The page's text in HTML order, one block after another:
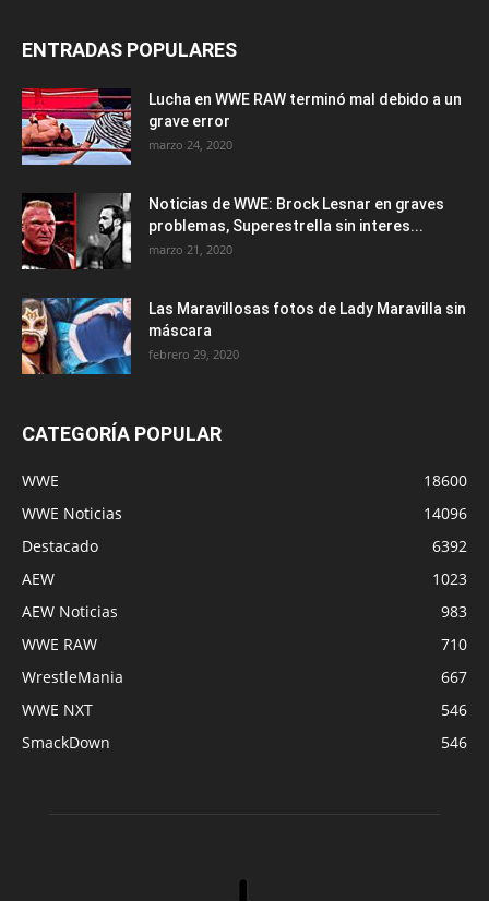
ENTRADAS POPULARES
Lucha en WWE RAW terminó mal debido a un
grave error
marzo 24, 2020
Noticias de WWE: Brock Lesnar en graves
problemas, Superestrella sin interes...
marzo 21, 2020
Las Maravillosas fotos de Lady Maravilla sin
máscara
febrero 29, 2020
CATEGORÍA POPULAR
WWE
18600
WWE Noticias
14096
Destacado
6392
AEW
1023
AEW Noticias
983
WWE RAW
710
WrestleMania
667
WWE NXT
546
SmackDown
546